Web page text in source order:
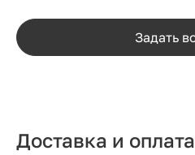
Задать
Доставка и оплата